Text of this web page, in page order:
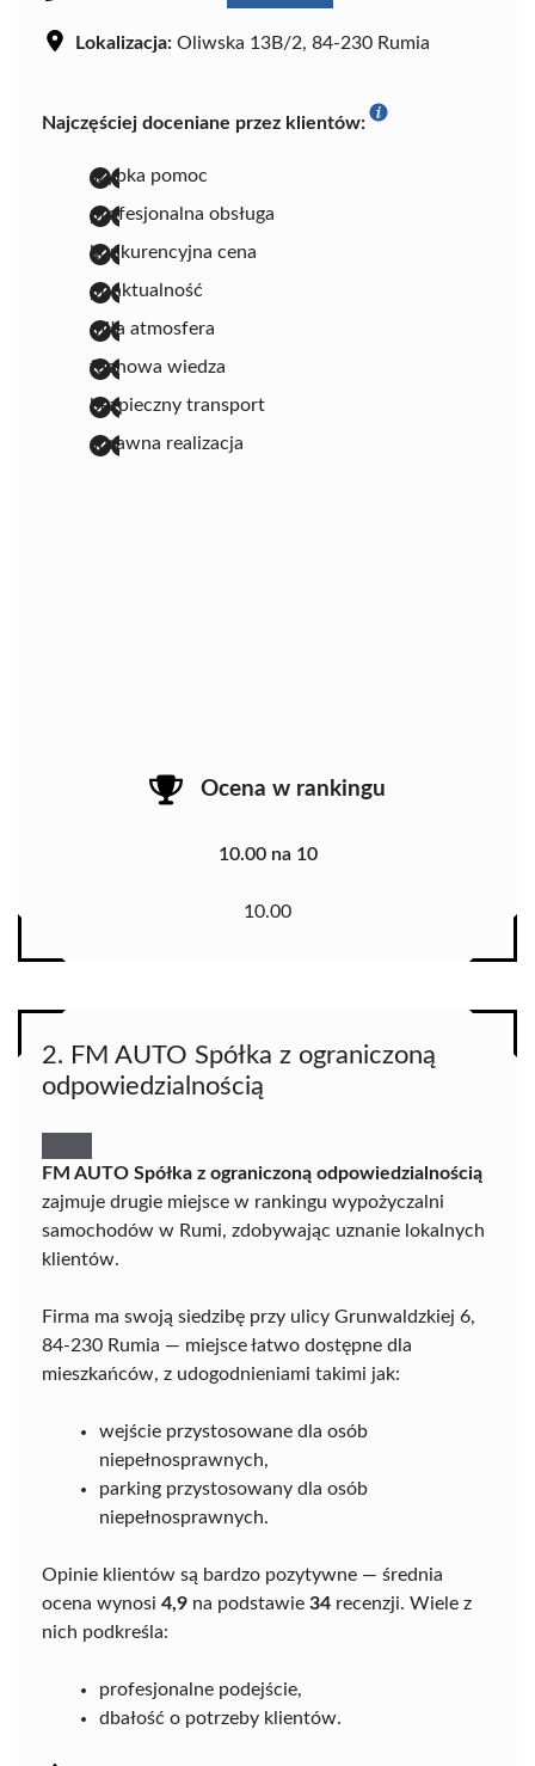
Lokalizacja: Oliwska 13B/2, 84-230 Rumia
Najczęściej doceniane przez klientów:
szybka pomoc
profesjonalna obsługa
konkurencyjna cena
punktualność
miła atmosfera
fachowa wiedza
bezpieczny transport
sprawna realizacja
Ocena w rankingu
10.00 na 10
10.00
2. FM AUTO Spółka z ograniczoną
odpowiedzialnością
FM AUTO Spółka z ograniczoną odpowiedzialnością
zajmuje drugie miejsce w rankingu wypożyczalni
samochodów w Rumi, zdobywając uznanie lokalnych
klientów.
Firma ma swoją siedzibę przy ulicy Grunwaldzkiej 6,
84-230 Rumia — miejsce łatwo dostępne dla
mieszkańców, z udogodnieniami takimi jak:
wejście przystosowane dla osób
niepełnosprawnych,
parking przystosowany dla osób
niepełnosprawnych.
Opinie klientów są bardzo pozytywne — średnia
ocena wynosi 4,9 na podstawie 34 recenzji. Wiele z
nich podkreśla:
profesjonalne podejście,
dbałość o potrzeby klientów.